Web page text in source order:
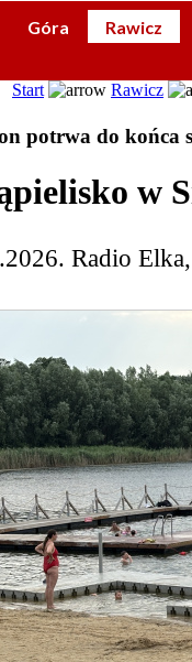
Góra Rawicz
Start Rawicz
potrwa do końca
w
Radio